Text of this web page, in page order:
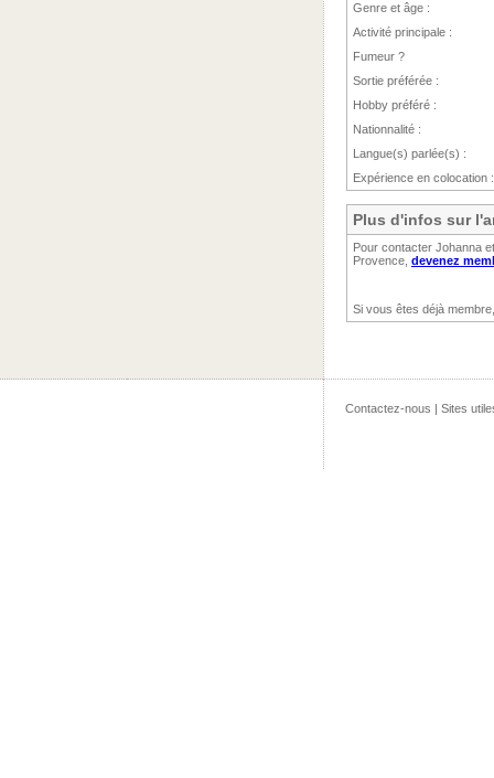
Genre et âge :
Activité principale :
Fumeur ?
Sortie préférée :
Hobby préféré :
Nationnalité :
Langue(s) parlée(s) :
Expérience en colocation :
Plus d'infos sur
Pour contacter Johanna
Provence, devenez
Si vous êtes déjà
Contactez-nous | Sites